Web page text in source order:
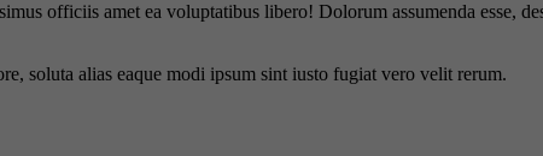
officiis amet ea voluptatibus libero! Dolorum assumenda esse,
soluta alias eaque modi ipsum sint iusto fugiat vero velit rerum.